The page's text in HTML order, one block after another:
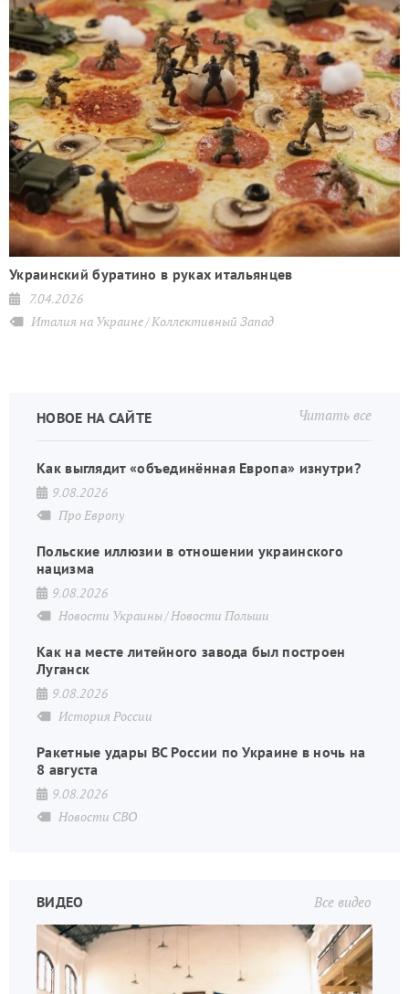
Украинский буратино в руках итальянцев
7.04.2026
Италия на Украине Коллективный Запад
Читать все
НОВОЕ НА САЙТЕ
Как выглядит «объединённая Европа» изнутри?
9.08.2026
Про Европу
Польские иллюзии в отношении украинского
нацизма
9.08.2026
Новости Украины Новости Польши
Как на месте литейного завода был построен
Луганск
9.08.2026
История России
Ракетные удары ВС России по Украине в ночь на
8 августа
9.08.2026
Новости СВО
Все видео
ВИДЕО